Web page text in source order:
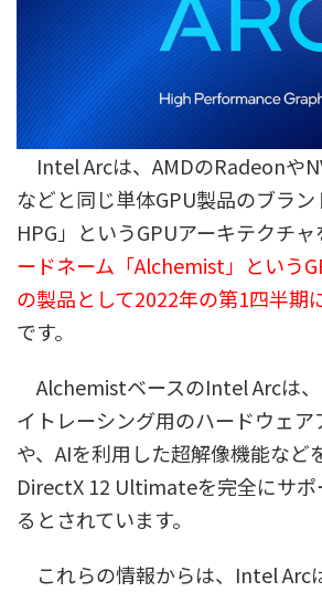
Intel Arcは、AMDのRadeonや
などと同じ単体GPU製品のブラン
HPG」というGPUアーキテクチ
ードネーム「Alchemist」という
の製品として2022年の第1四半期
です。
AlchemistベースのIntel Arcは
イトレーシング用のハードウェア
や、AIを利用した超解像機能など
DirectX 12 Ultimateを完全にサポ
るとされています。
これらの情報からは、Intel Arc